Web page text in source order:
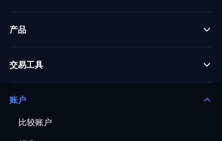
产品
交易工具
账户
比较账户